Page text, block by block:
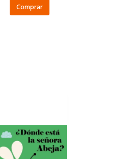
Comprar